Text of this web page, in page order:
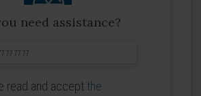
need assistance?
read and accept the